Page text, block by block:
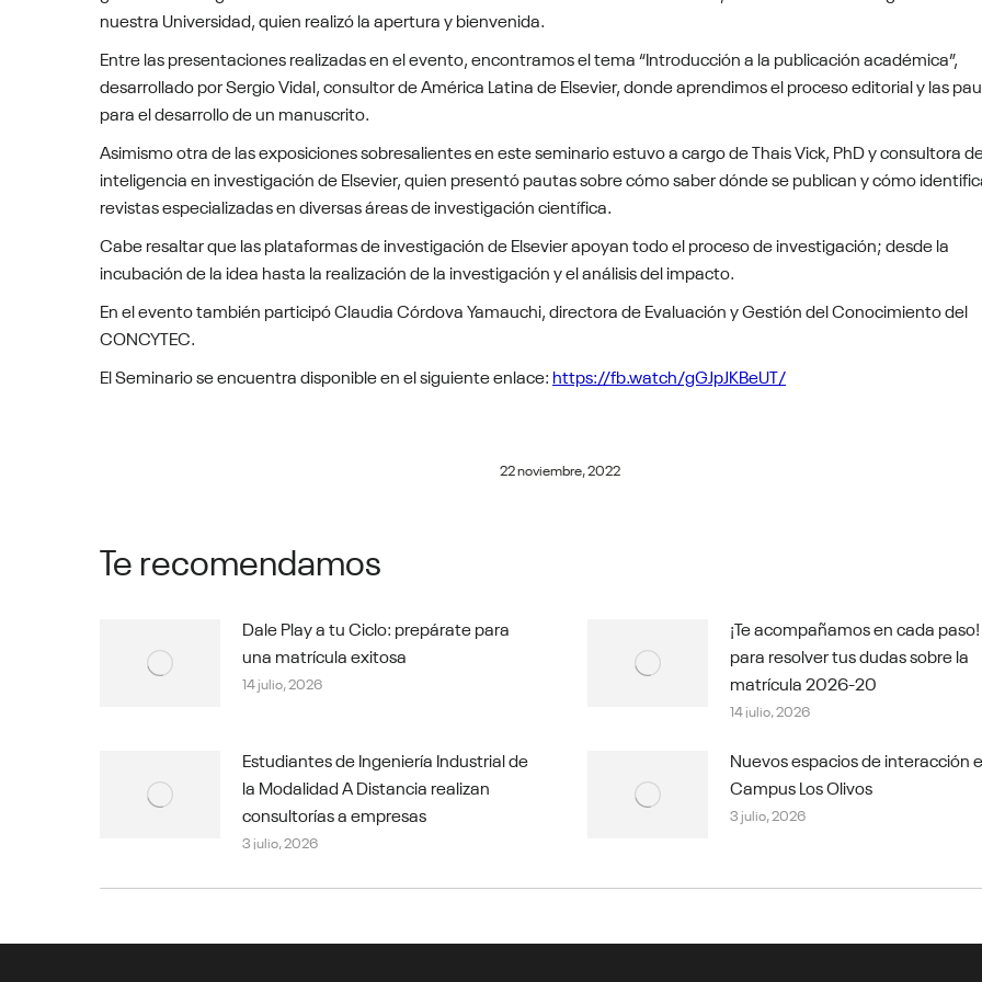
nuestra Universidad, quien realizó la apertura y bienvenida.
Entre las presentaciones realizadas en el evento, encontramos el tema “Introducción a la publicación académica”,
desarrollado por Sergio Vidal, consultor de América Latina de Elsevier, donde aprendimos el proceso editorial y las
para el desarrollo de un manuscrito.
Asimismo otra de las exposiciones sobresalientes en este seminario estuvo a cargo de Thais Vick, PhD y consultora
inteligencia en investigación de Elsevier, quien presentó pautas sobre cómo saber dónde se publican y cómo
revistas especializadas en diversas áreas de investigación científica.
Cabe resaltar que las plataformas de investigación de Elsevier apoyan todo el proceso de investigación; desde la
incubación de la idea hasta la realización de la investigación y el análisis del impacto.
En el evento también participó Claudia Córdova Yamauchi, directora de Evaluación y Gestión del Conocimiento del
CONCYTEC.
El Seminario se encuentra disponible en el siguiente enlace: https://fb.watch/gGJpJKBeUT/
22 noviembre, 2022
Te recomendamos
Dale Play a tu Ciclo: prepárate para
una matrícula exitosa
14 julio, 2026
¡Te acompañamos en cada
para resolver tus dudas sobre la
matrícula 2026-20
14 julio, 2026
Estudiantes de Ingeniería Industrial de
la Modalidad A Distancia realizan
consultorías a empresas
3 julio, 2026
Nuevos espacios de interacción
Campus Los Olivos
3 julio, 2026